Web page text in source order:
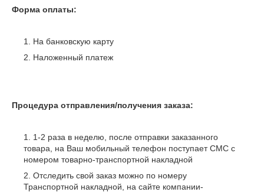
Форма оплаты:
На банковскую карту
Наложенный платеж
Процедура отправления/получения заказа:
1-2 раза в неделю, после отправки заказанного
товара, на Ваш мобильный телефон поступает СМС с
номером товарно-транспортной накладной
Отследить свой заказ можно по номеру
Транспортной накладной, на сайте компании-